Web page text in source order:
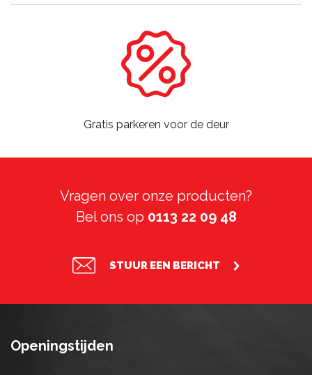
Gratis parkeren voor de deur
Vragen over onze producten?
Bel ons op 0113 22 09 48
STUUR EEN BERICHT
Openingstijden